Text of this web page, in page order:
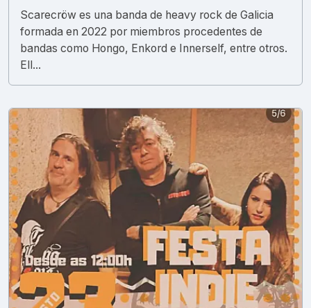
Scarecröw es una banda de heavy rock de Galicia
formada en 2022 por miembros procedentes de
bandas como Hongo, Enkord e Innerself, entre otros.
Ell...